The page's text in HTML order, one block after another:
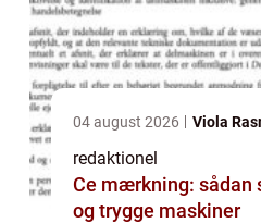
04 august 2026 Viola
redaktionel
Ce mærkning: sådan
og trygge maskiner